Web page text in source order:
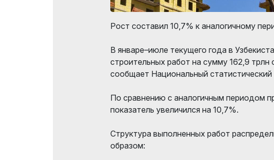
Рост составил 10,7% к аналогичному
В январе–июле текущего года в
строительных работ на сумму 162,9
сообщает Национальный статистический
По сравнению с аналогичным периодом
показатель увеличился на 10,7%.
Структура выполненных работ
образом: